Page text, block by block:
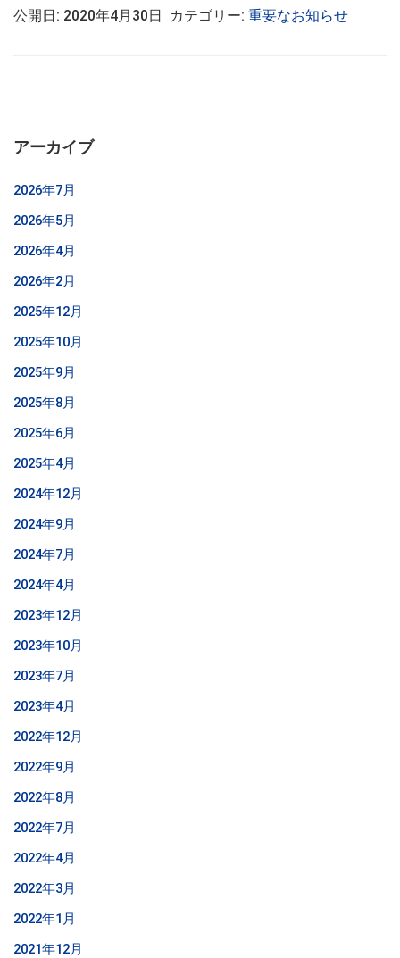
公開日: 2020年4月30日 カテゴリー: 重要なお知らせ
アーカイブ
2026年7月
2026年5月
2026年4月
2026年2月
2025年12月
2025年10月
2025年9月
2025年8月
2025年6月
2025年4月
2024年12月
2024年9月
2024年7月
2024年4月
2023年12月
2023年10月
2023年7月
2023年4月
2022年12月
2022年9月
2022年8月
2022年7月
2022年4月
2022年3月
2022年1月
2021年12月